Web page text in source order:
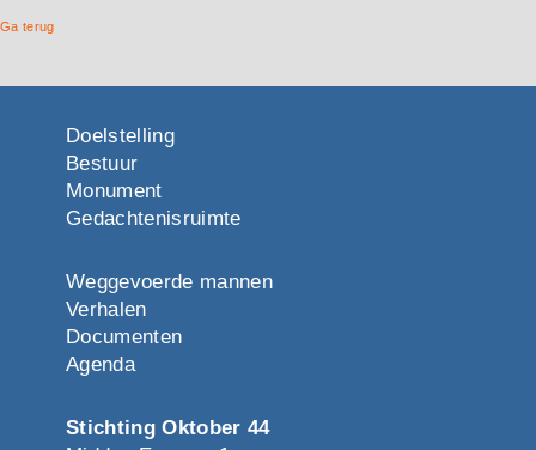
Ga terug
Doelstelling
Bestuur
Monument
Gedachtenisruimte
Weggevoerde mannen
Verhalen
Documenten
Agenda
Stichting Oktober 44